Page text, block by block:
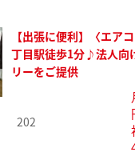
【出張に便利】〈エア
丁目駅徒歩1分♪法人向
リーをご提供
202